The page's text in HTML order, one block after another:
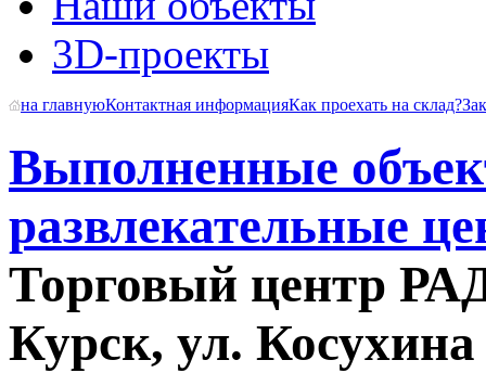
3D-проекты
на главнуюКонтактная информацияКак проехать на склад?
Выполненные
развлекательные
Торговый центр
Курск, ул. Косухина